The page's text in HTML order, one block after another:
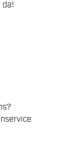
da!